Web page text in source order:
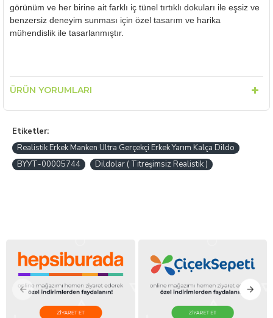
görünüm ve her birine ait farklı iç tünel tırtıklı dokuları ile eşsiz ve
benzersiz deneyim sunması için özel tasarım ve harika
mühendislik ile tasarlanmıştır.
ÜRÜN YORUMLARI
Etiketler:
Realistik Erkek Manken Ultra Gerçekçi Erkek Yarım Kalça Dildo
BYУТ-00005744
Dildolar ( Titreşimsiz Realistik )